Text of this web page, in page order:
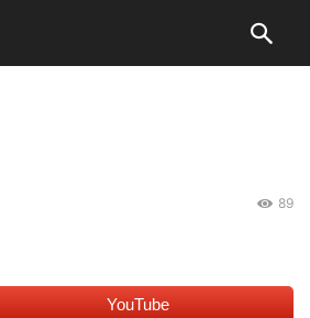
89
YouTube